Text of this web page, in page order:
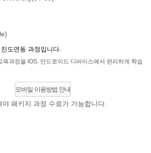
도연동 과정입니다.
육과정을 IOS, 안드로이드 디바이스에서 편리하게 학습
모바일 이용방법 안내
패키지 과정 수료가 가능합니다.